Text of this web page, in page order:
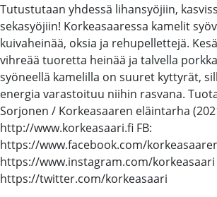
Tutustutaan yhdessä lihansyöjiin,
sekasyöjiin! Korkeasaaressa kamelit
kuivaheinää, oksia ja rehupellettejä.
vihreää tuoretta heinää ja talvella
syöneellä kamelilla on suuret kyttyrät,
energia varastoituu niihin rasvana.
Sorjonen / Korkeasaaren eläintarha
http://www.korkeasaari.fi FB:
https://www.facebook.com/
https://www.instagram.com/korkeasaari
https://twitter.com/korkeasaari